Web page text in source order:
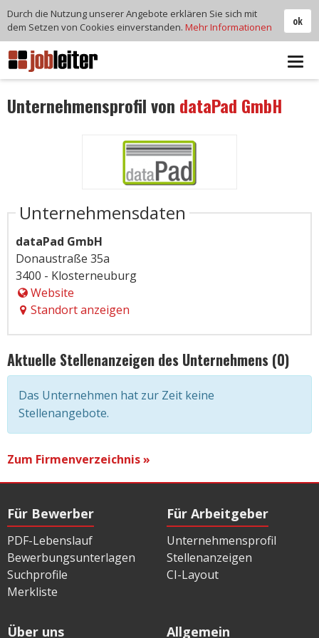
Unternehmensprofil von dataPad GmbH
Unternehmensdaten
dataPad GmbH
Donaustraße 35a
3400 - Klosterneuburg
Website
Standort anzeigen
Aktuelle Stellenanzeigen des Unternehmens (0)
Das Unternehmen hat zur Zeit keine
Stellenangebote.
Zum Firmenverzeichnis »
Für Bewerber
PDF-Lebenslauf
Bewerbungsunterlagen
Suchprofile
Merkliste
Für Arbeitgeber
Unternehmensprofil
Stellenanzeigen
CI-Layout
Über uns Allgemein
ok
Durch die Nutzung unserer Angebote erklären Sie sich mit
dem Setzen von Cookies einverstanden. Mehr Informationen